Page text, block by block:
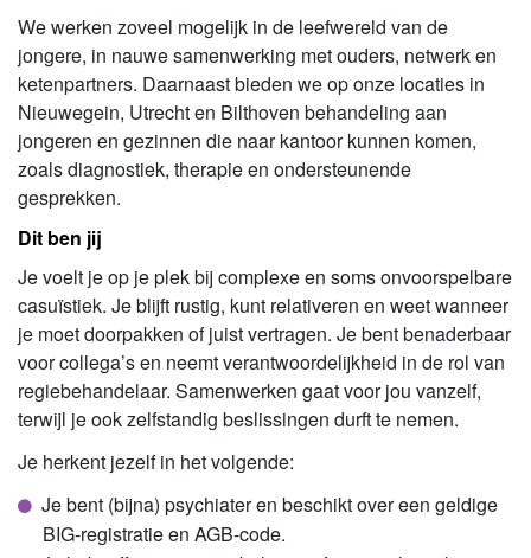
We werken zoveel mogelijk in de leefwereld van de
jongere, in nauwe samenwerking met ouders, netwerk en
ketenpartners. Daarnaast bieden we op onze locaties in
Nieuwegein, Utrecht en Bilthoven behandeling aan
jongeren en gezinnen die naar kantoor kunnen komen,
zoals diagnostiek, therapie en ondersteunende
gesprekken.
Dit ben jij
Je voelt je op je plek bij complexe en soms onvoorspelbare
casuïstiek. Je blijft rustig, kunt relativeren en weet wanneer
je moet doorpakken of juist vertragen. Je bent benaderbaar
voor collega’s en neemt verantwoordelijkheid in de rol van
regiebehandelaar. Samenwerken gaat voor jou vanzelf,
terwijl je ook zelfstandig beslissingen durft te nemen.
Je herkent jezelf in het volgende:
Je bent (bijna) psychiater en beschikt over een geldige
BIG-registratie en AGB-code.